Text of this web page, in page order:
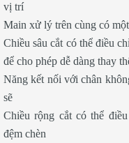
vị trí
Main xử lý trên cùng có
Chiều sâu cắt có thể điều
để cho phép dễ dàng thay
Năng kết nối với chân
sẽ
Chiều rộng cắt có thể
đệm chèn